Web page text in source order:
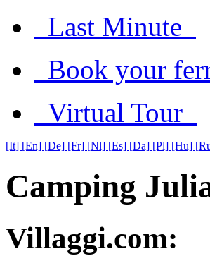
Last Minute
Book your
Virtual Tour
[It] [En] [De] [Fr] [Nl] [Es] [Da] [Pl] [Hu]
Camping
Villaggi.com: